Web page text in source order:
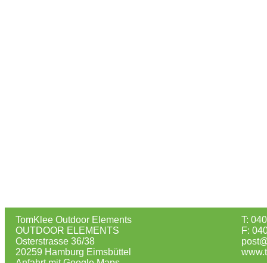
TomKlee Outdoor Elements
OUTDOOR ELEMENTS
Osterstrasse 36/38
20259 Hamburg Eimsbüttel
T:
F: